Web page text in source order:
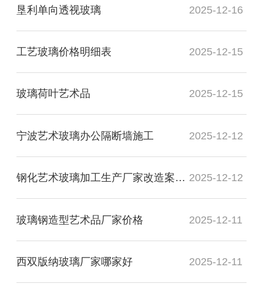
垦利单向透视玻璃 2025-12-16
工艺玻璃价格明细表 2025-12-15
玻璃荷叶艺术品 2025-12-15
宁波艺术玻璃办公隔断墙施工 2025-12-12
钢化艺术玻璃加工生产厂家改造案例图 2025-12-12
玻璃钢造型艺术品厂家价格 2025-12-11
西双版纳玻璃厂家哪家好 2025-12-11